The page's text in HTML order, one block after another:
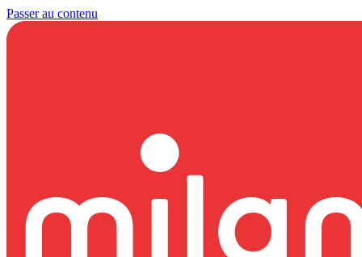
Passer au contenu